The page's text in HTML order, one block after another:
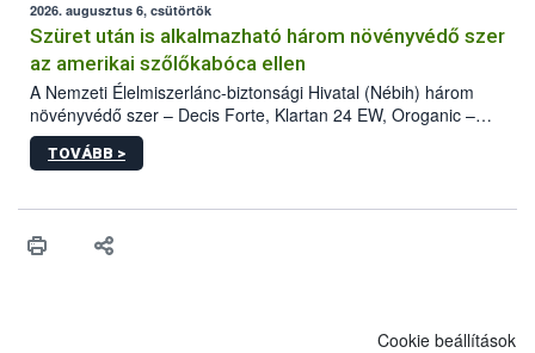
az intenzív felderítést, emellett az intézkedéseket a szlovák
hatósággal is összehangolják a terjedés megállítása érdekében.
2026. augusztus 6, csütörtök
Szüret után is alkalmazható három növényvédő szer
az amerikai szőlőkabóca ellen
A Nemzeti Élelmiszerlánc-biztonsági Hivatal (Nébih) három
növényvédő szer – Decis Forte, Klartan 24 EW, Oroganic –
engedélyokiratát módosította, így azok a szüretet követően,
egészen a vesszőérettség (BBCH 91) stádiumáig
érésű szőlőkben is legyen lehetőség a károsító elleni további
felhasználók számára is elérhető és ökológiai termesztésben is
TOVÁBB >
Cookie beállítások